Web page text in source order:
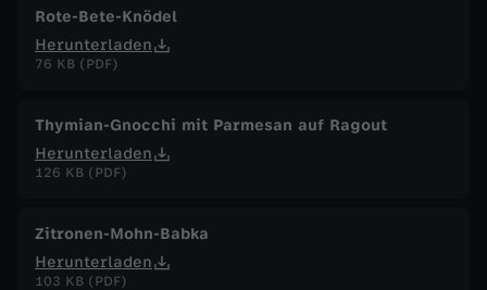
Rote-Bete-Knödel
Herunterladen
76 KB (PDF)
Thymian-Gnocchi mit Parmesan auf Ragout
Herunterladen
126 KB (PDF)
Zitronen-Mohn-Babka
Herunterladen
103 KB (PDF)